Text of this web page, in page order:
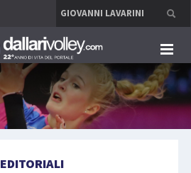
HOME
EDITORIALI